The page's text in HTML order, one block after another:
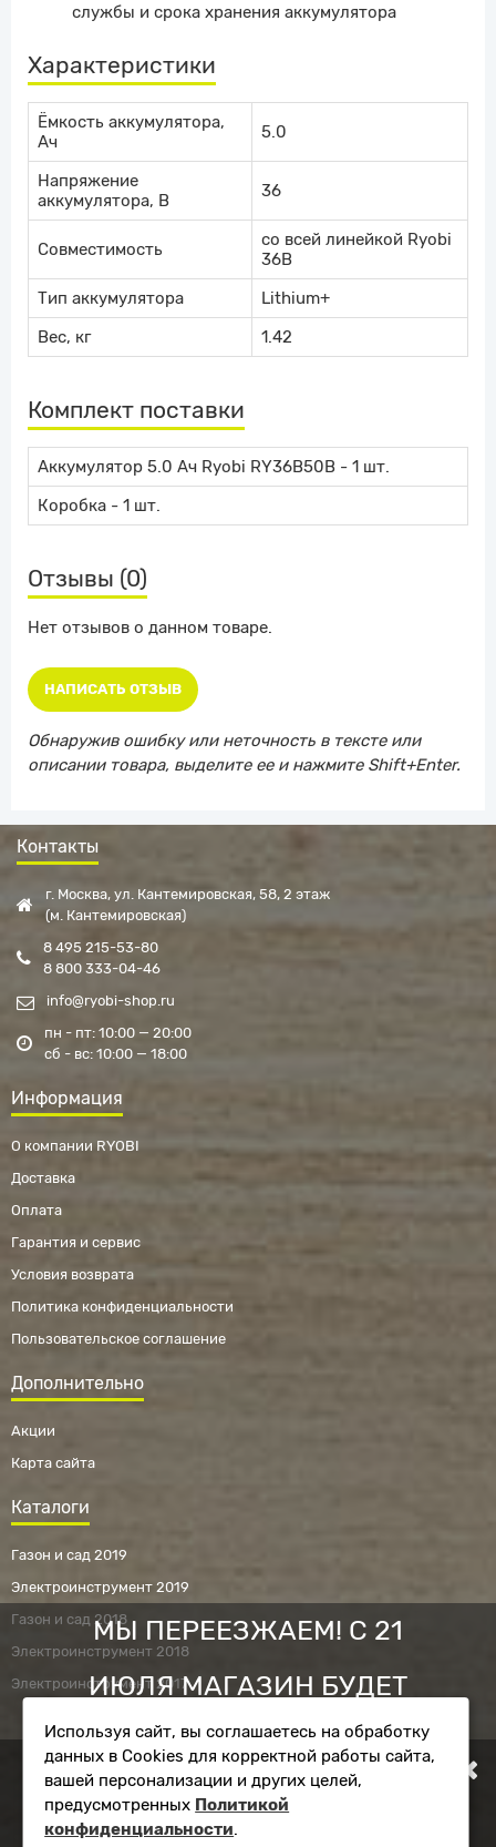
службы и срока хранения аккумулятора
Характеристики
Ёмкость аккумулятора,
Ач
5.0
Напряжение
аккумулятора, В
36
Совместимость
со всей линейкой Ryobi
36В
Тип аккумулятора
Lithium+
Вес, кг
1.42
Комплект поставки
Аккумулятор 5.0 Ач Ryobi RY36B50B - 1 шт.
Коробка - 1 шт.
Отзывы (0)
Нет отзывов о данном товаре.
НАПИСАТЬ ОТЗЫВ
Обнаружив ошибку или неточность в тексте или
описании товара, выделите ее и нажмите Shift+Enter.
МЫ ПЕРЕЕЗЖАЕМ! С 21
ИЮЛЯ МАГАЗИН БУДЕТ
РАБОТАТЬ ПО НОВОМУ
АДРЕСУ. ПОДРОБНАЯ
Контакты
г. Москва, ул. Кантемировская, 58, 2 этаж
(м. Кантемировская)
8 495 215-53-80
8 800 333-04-46
info@ryobi-shop.ru
пн - пт: 10:00 — 20:00
сб - вс: 10:00 — 18:00
Информация
О компании RYOBI
Доставка
Оплата
Гарантия и сервис
Условия возврата
Политика конфиденциальности
Пользовательское соглашение
Дополнительно
Акции
Карта сайта
Каталоги
Газон и сад 2019
Электроинструмент 2019
Газон и сад 2018
Электроинструмент 2018
Электроинструмент 2017
Фирменный магазин RYOBI © 2010 - 2026.
Информация на сайте ryobi-shop.ru не является публичной
офертой.
Используя сайт, вы соглашаетесь на обработку
данных в Cookies для корректной работы сайта,
вашей персонализации и других целей,
предусмотренных Политикой
конфиденциальности.